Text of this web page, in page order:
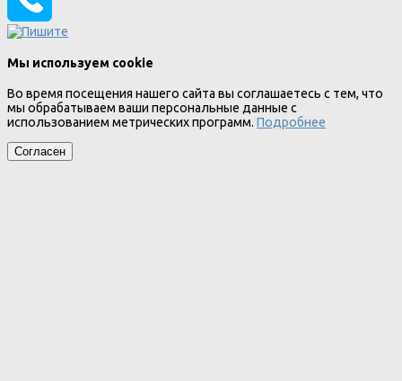
Мы используем cookie
Во время посещения нашего сайта вы соглашаетесь с тем, что
мы обрабатываем ваши персональные данные с
использованием метрических программ. Подробнее
Согласен